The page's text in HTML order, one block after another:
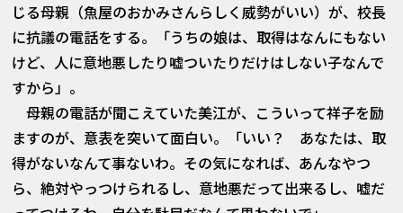
じる母親（魚屋のおかみさんらしく威勢がいい）が、校長
に抗議の電話をする。「うちの娘は、取得はなんにもない
けど、人に意地悪したり嘘ついたりだけはしない子なんで
すから」。
母親の電話が聞こえていた美江が、こういって祥子を励
ますのが、意表を突いて面白い。「いい？ あなたは、取
得がないなんて事ないわ。その気になれば、あんなやつ
ら、絶対やっつけられるし、意地悪だって出来るし、嘘だ